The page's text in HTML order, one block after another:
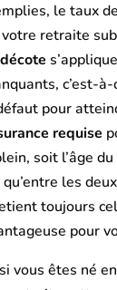
le taux de
retraite
décote
c’est-à-
pour
requise
soit l’âge
les deux
toujours
pour
vous êtes né